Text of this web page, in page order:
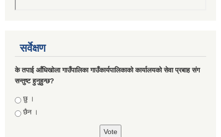
सर्वेक्षण
के तपाई आँधिखोला गाउँपालिका गाउँकार्यपालिकाको कार्यालयको सेवा प्रबाह संग
सन्तुष्ट हुनुहुन्छ?
Choices
छु ।
छैन ।